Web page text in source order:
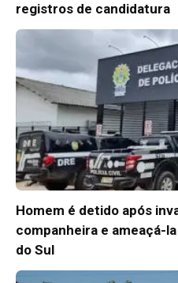
registros de candidatura
Homem é detido após
companheira e ameaçá-
do Sul